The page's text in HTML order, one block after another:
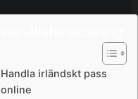
Handla irländskt pass
online